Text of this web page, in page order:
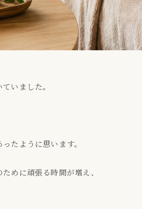
いました。
たように思います。
めに頑張る時間が増え、